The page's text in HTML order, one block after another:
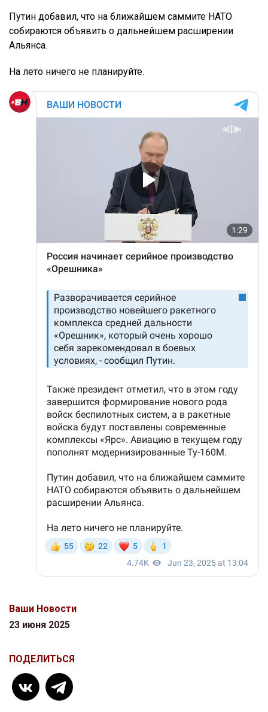
Путин добавил, что на ближайшем саммите НАТО
собираются объявить о дальнейшем расширении
Альянса.
На лето ничего не планируйте.
Ваши Новости
23 июня 2025
ПОДЕЛИТЬСЯ